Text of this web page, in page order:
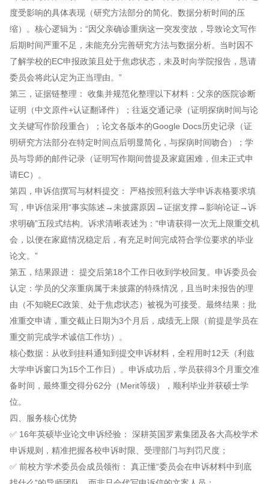
度受影响的具体表现（研究方法部分的简化、数据分析时间的压
缩）。核心逻辑为：“因父亲确诊重病这一突发变故，导致论文写作
后期时间严重不足，未能充分完善研究方法与数据分析。当时因不
了解学校的EC申报政策且处于焦虑状态，未及时向学院报告，恳请
委员会将此认定为正当理由。”
第三，证据链整理： 收集并规范化整理以下材料：父亲的医院诊断
证明（中文原件+认证翻译件）；往返交通记录（证明探病时间与论
文关键写作阶段重合）；论文各版本的Google Docs历史记录（证
明研究方法部分在特定时间点后明显简化，与探病时间吻合）；学
员与导师的邮件记录（证明写作期间曾提及家庭困难，但未正式申
请EC）。
第四，申诉信撰写与材料提交： 严格按照利兹大学申诉表格要求填
写，申诉信采用“事实陈述→未披露原因→证据支撑→影响论证→诉
求明确”五段式结构。诉求清晰表述为：“申请获得一次无上限重交机
会，以便在家庭情况稳定后，有充足时间完成符合学位要求的毕业
论文。”
第五，结果跟进： 提交后第18个工作日收到学校回复。申诉委员会
认定：学员的父亲重病属于未披露的特殊情况，且当时未报告的理
由（不知晓EC政策、处于焦虑状态）被视为可接受。最终结果：批
准重交申请，重交截止日期为3个月后，成绩无上限（前提是学员在
重交前完成学术诚信工作坊）。
核心数据：从收到挂科通知到提交申诉材料，全程用时12天（利兹
大学申诉窗口为15个工作日）。申诉成功后，学员获得3个月重交准
备时间，最终重交得分62分（Merit等级），顺利毕业并获硕士学
位。
四、服务核心优势
✅ 16年英硕毕业论文申诉经验： 深耕英国罗素集团及各大高校学术
申诉规则，精准把握各校申诉时限、受理部门与判罚尺度；
✅ 前校方学术委员会成员领衔： 真正懂“委员会在申诉材料中到底